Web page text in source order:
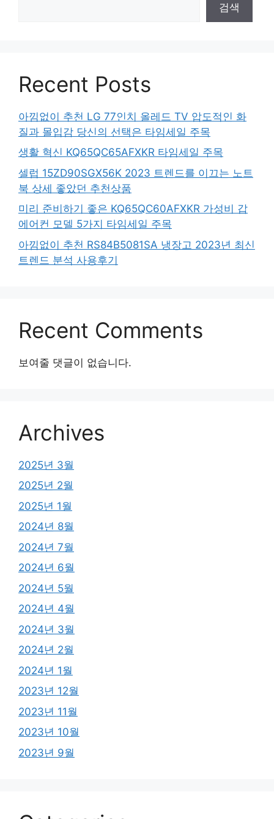
검색
Recent Posts
아낌없이 추천 LG 77인치 올레드 TV 압도적인 화
질과 몰입감 당신의 선택은 타임세일 주목
생활 혁신 KQ65QC65AFXKR 타임세일 주목
셀럽 15ZD90SGX56K 2023 트렌드를 이끄는 노트
북 상세 좋았던 추천상품
미리 준비하기 좋은 KQ65QC60AFXKR 가성비 갑
에어컨 모델 5가지 타임세일 주목
아낌없이 추천 RS84B5081SA 냉장고 2023년 최신
트렌드 분석 사용후기
Recent Comments
보여줄 댓글이 없습니다.
Archives
2025년 3월
2025년 2월
2025년 1월
2024년 8월
2024년 7월
2024년 6월
2024년 5월
2024년 4월
2024년 3월
2024년 2월
2024년 1월
2023년 12월
2023년 11월
2023년 10월
2023년 9월